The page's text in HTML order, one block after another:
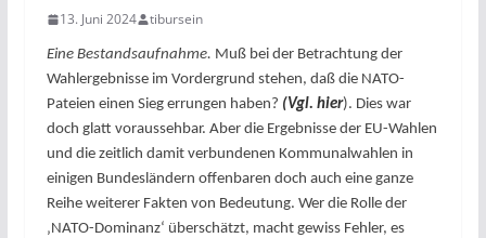
13. Juni 2024 tibursein
Eine Bestandsaufnahme. Muß bei der Betrachtung der
Wahlergebnisse im Vordergrund stehen, daß die NATO-
Pateien einen Sieg errungen haben? (Vgl. hier). Dies war
doch glatt voraussehbar. Aber die Ergebnisse der EU-Wahlen
und die zeitlich damit verbundenen Kommunalwahlen in
einigen Bundesländern offenbaren doch auch eine ganze
Reihe weiterer Fakten von Bedeutung. Wer die Rolle der
‚NATO-Dominanz‘ überschätzt, macht gewiss Fehler, es